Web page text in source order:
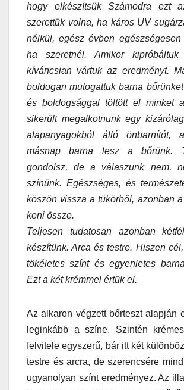
hogy elkészítsük Számodra ezt
szerettük volna, ha káros UV
nélkül, egész évben
ha szeretnél. Amikor
kíváncsian vártuk az eredményt.
boldogan mutogattuk barna
és boldogsággal töltött el minket
sikerült megalkotnunk egy
alapanyagokból álló önbarnítót,
másnap barna lesz a bőrünk.
gondolsz, de a válaszunk nem,
színünk. Egészséges, és
köszön vissza a tükörből, azonban
keni össze.
Teljesen tudatosan azonban
készítünk. Arca és testre. Hiszen
tökéletes színt és egyenletes
Ezt a két krémmel értük el.
Az alkaron végzett bőrteszt alapján
leginkább a színe. Szintén
felvitele egyszerű, bár itt két
testre és arcra, de szerencsére
ugyanolyan színt eredményez. Az